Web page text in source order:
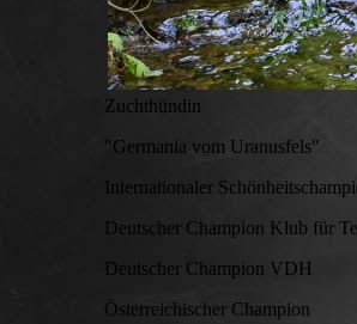
Zuchthündin
"Germania vom Uranusfels"
Internationaler
Deutscher Champion Klub für
Deutscher Champion VDH
Österreichischer Champion